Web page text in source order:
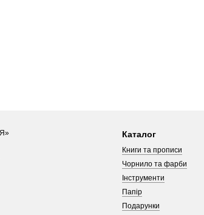
Каталог
Книги та прописи
Чорнило та фарби
Інструменти
Папір
Подарунки